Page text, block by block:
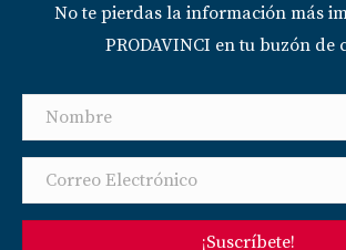
No te pierdas la información más
PRODAVINCI en tu buzón de
¡Suscríbete!